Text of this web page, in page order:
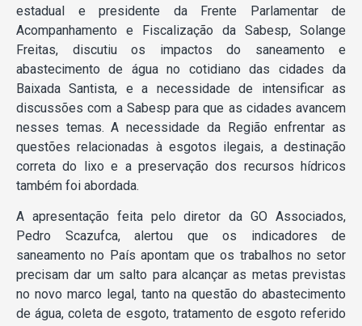
estadual e presidente da Frente Parlamentar de
Acompanhamento e Fiscalização da Sabesp, Solange
Freitas, discutiu os impactos do saneamento e
abastecimento de água no cotidiano das cidades da
Baixada Santista, e a necessidade de intensificar as
discussões com a Sabesp para que as cidades avancem
nesses temas. A necessidade da Região enfrentar as
questões relacionadas à esgotos ilegais, a destinação
correta do lixo e a preservação dos recursos hídricos
também foi abordada.
A apresentação feita pelo diretor da GO Associados,
Pedro Scazufca, alertou que os indicadores de
saneamento no País apontam que os trabalhos no setor
precisam dar um salto para alcançar as metas previstas
no novo marco legal, tanto na questão do abastecimento
de água, coleta de esgoto, tratamento de esgoto referido